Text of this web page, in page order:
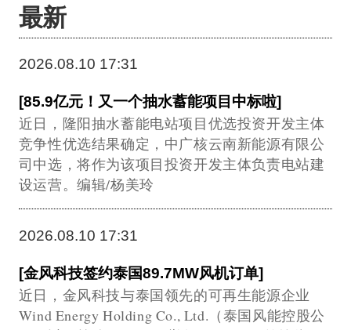
最新
2026.08.10 17:31
[85.9亿元！又一个抽水蓄能项目中标啦]
近日，隆阳抽水蓄能电站项目优选投资开发主体
竞争性优选结果确定，中广核云南新能源有限公
司中选，将作为该项目投资开发主体负责电站建
设运营。编辑/杨美玲
2026.08.10 17:31
[金风科技签约泰国89.7MW风机订单]
近日，金风科技与泰国领先的可再生能源企业
Wind Energy Holding Co., Ltd.（泰国风能控股公